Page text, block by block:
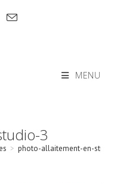
MENU
3
> photo-allaitement-en-